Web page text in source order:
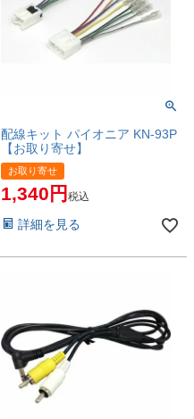
配線キット パイオニア KN-93P
【お取り寄せ】
お取り寄せ
1,340 税込
詳細を見る